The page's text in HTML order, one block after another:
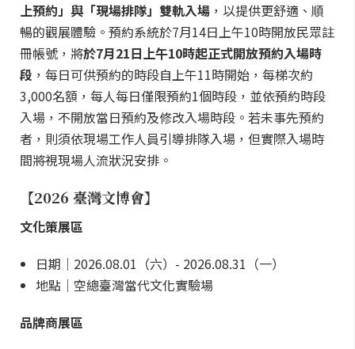
上預約」與「現場排隊」雙軌入場 ，以提供更舒適、順
暢的觀展體驗。預約系統於7月14日上午10時開放民眾註
冊帳號，將於7月21日上午10時起正式開放預約入場時
段 ，每日可供預約的時段自上午11時開始，每梯次約
3,000名額，每人每日僅限預約1個時段，並依預約時段
入場，不開放當日預約及修改入場時段。若未事先預約
者，則須依現場工作人員引導排隊入場，但實際入場時
間將視現場人流狀況安排。
【2026 臺灣文博會】
文化策展區
日期｜2026.08.01（六）- 2026.08.31（一）
地點｜空總臺灣當代文化實驗場
品牌商展區